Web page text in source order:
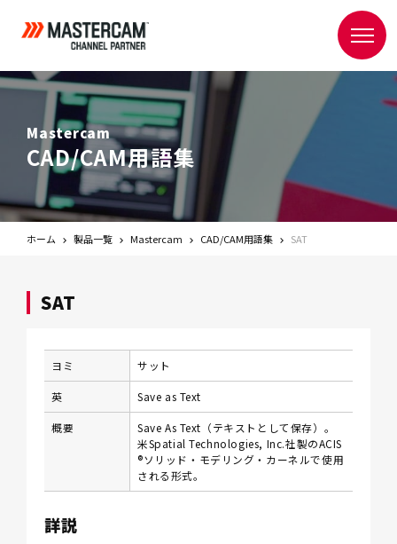
Mastercam
CAD/CAM用語集
ホーム 製品一覧 Mastercam CAD/CAM用語集 SAT
SAT
ヨミ サット
英 Save as Text
概要
Save As Text（テキストとして保存）。
米Spatial Technologies, Inc.社製のACIS
®ソリッド・モデリング・カーネルで使用
される形式。
詳説